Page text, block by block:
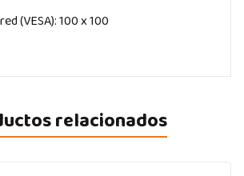
(VESA): 100 x 100
relacionados